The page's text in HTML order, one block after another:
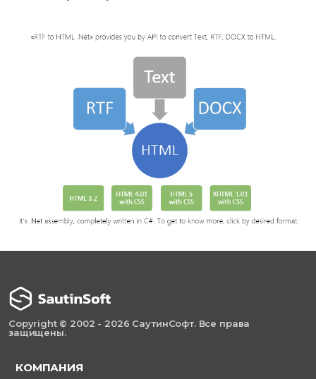
Copyright © 2002 - 2026 СаутинСофт. Все права
защищены.
КОМПАНИЯ